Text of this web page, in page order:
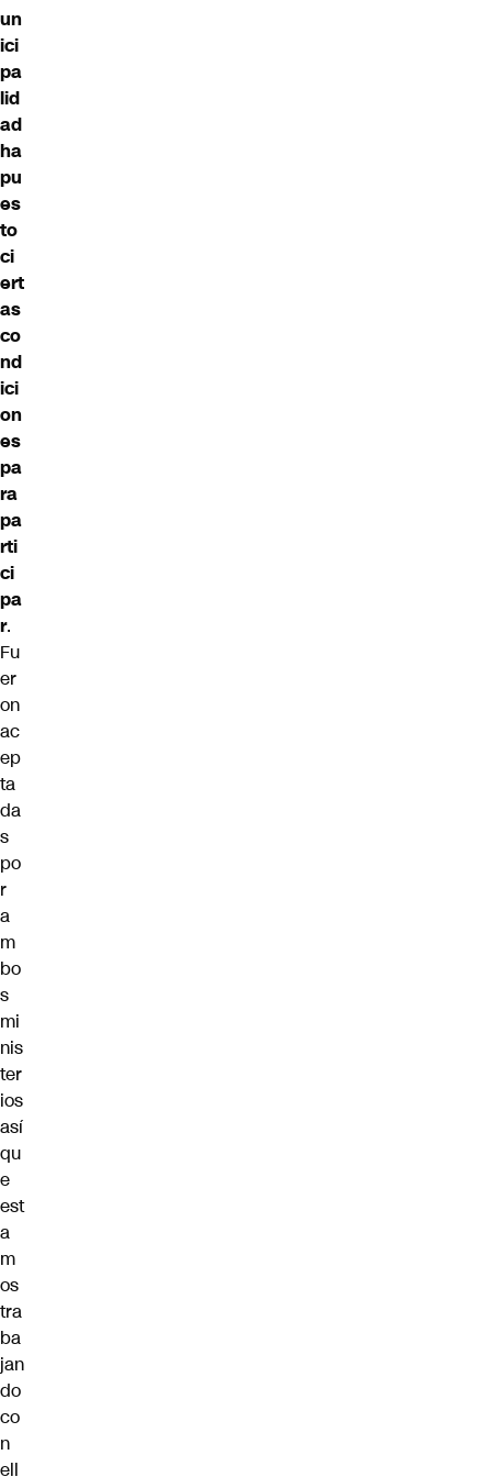
un
ici
pa
lid
ad
ha
pu
es
to
ci
ert
as
co
nd
ici
on
es
pa
ra
pa
rti
ci
pa
r.
Fu
er
on
ac
ep
ta
da
s
po
r
a
m
bo
s
mi
nis
ter
ios
así
qu
e
est
a
m
os
tra
ba
jan
do
co
n
ell